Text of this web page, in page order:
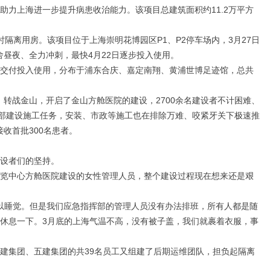
力上海进一步提升病患收治能力。该项目总建筑面积约11.2万平方
离用房。该项目位于上海崇明花博园区P1、P2停车场内，3月27日
夜、全力冲刺，最快4月22日逐步投入使用。
付投入使用，分布于浦东合庆、嘉定南翔、黄浦世博足迹馆，总共
战金山，开启了金山方舱医院的建设，2700余名建设者不计困难、
设施工任务，安装、市政等施工也在排除万难、咬紧牙关下极速推
首批300名患者。
者们的坚持。
中心方舱医院建设的女性管理人员，整个建设过程现在想来还是艰
觉。但是我们应急指挥部的管理人员没有办法排班，所有人都是随
息一下。3月底的上海气温不高，没有被子盖，我们就裹着衣服，事
集团、五建集团的共39名员工又组建了后期运维团队，担负起隔离